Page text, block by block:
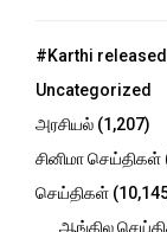
o
:
#Karthi
Uncategorized
அரசியல் (1,207)
சினிமா செய்திகள்
செய்திகள்
ஆங்கில